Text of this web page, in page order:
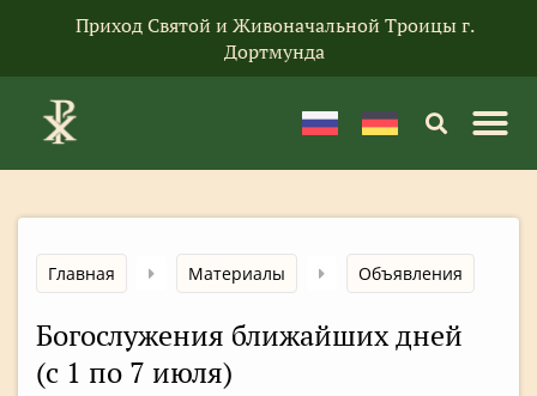
Приход Святой и Живоначальной Троицы г.
Дортмунда
Главная Материалы Объявления
Богослужения ближайших дней
(с 1 по 7 июля)